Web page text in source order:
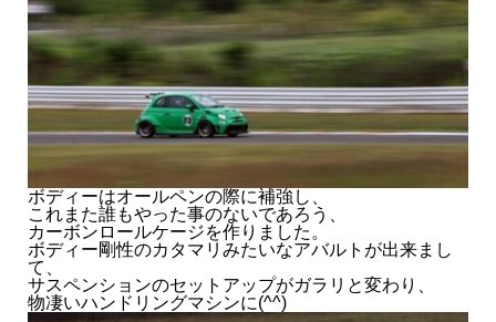
- 2025.09
- 2025.08
- 2025.07
- 2025.05
- 2025.04
ボディーはオールペンの際に補強し、
これまた誰もやった事のないであろう、
カーボンロールケージを作りました。
ボディー剛性のカタマリみたいなアバルトが出来まし
て、
サスペンションのセットアップがガラリと変わり、
物凄いハンドリングマシンに(^^)